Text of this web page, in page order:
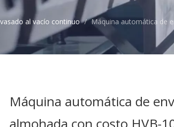
al vacío continuo / Máquina automática de
Máquina automática de